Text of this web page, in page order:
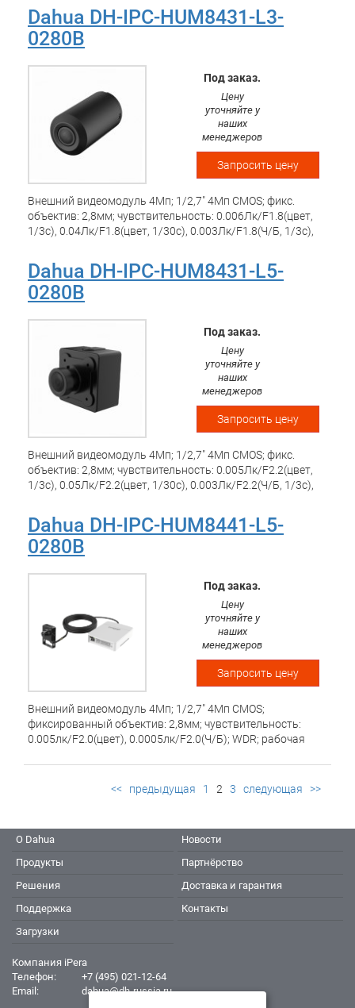
DC12В/PОE ; рабочая температура: -40°~+60°С
Dahua DH-IPC-HUM8431-L3-
0280B
Внешний видеомодуль 4Mп; 1/2,7" 4Mп CMOS; фикс.
объектив: 2,8мм; чувствительность: 0.006Лк/F1.8(цвет,
1/3с), 0.04Лк/F1.8(цвет, 1/30с), 0.003Лк/F1.8(Ч/Б, 1/3с),
С;
Под заказ.
Цену
уточняйте у
наших
менеджеров
Запросить цену
Dahua DH-IPC-HUM8431-L5-
0280B
Внешний видеомодуль 4Mп; 1/2,7" 4Mп CMOS; фикс.
объектив: 2,8мм; чувствительность: 0.005Лк/F2.2(цвет,
1/3с), 0.05Лк/F2.2(цвет, 1/30с), 0.003Лк/F2.2(Ч/Б, 1/3с),
Под заказ.
Цену
уточняйте у
наших
менеджеров
Запросить цену
Dahua DH-IPC-HUM8441-L5-
0280B
Внешний видеомодуль 4Mп; 1/2,7" 4Mп CMOS;
фиксированный объектив: 2,8мм; чувствительность:
0.005лк/F2.0(цвет), 0.0005лк/F2.0(Ч/Б); WDR; рабочая
Под заказ.
Цену
уточняйте у
наших
менеджеров
Запросить цену
<< предыдущая 1 2 3 следующая >>
О Dahua
Продукты
Решения
Поддержка
Загрузки
Новости
Партнёрство
Доставка и гарантия
Контакты
Компания iPera
Телефон:
+7 (495) 021-12-64
Email:
dahua@dh-russia.ru